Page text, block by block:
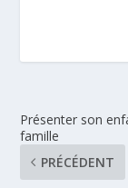
Présenter son
famille
PRÉCÉDENT